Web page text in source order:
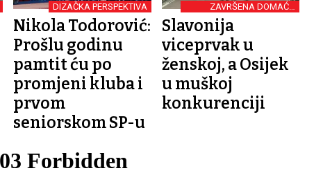
DIZAČKA PERSPEKTIVA
Nikola Todorović:
Prošlu godinu
pamtit ću po
promjeni kluba i
prvom
seniorskom SP-u
ZAVRŠENA DOMAĆA
SEZONA U DIZANJU
Slavonija
viceprvak u
ženskoj, a Osijek
u muškoj
konkurenciji